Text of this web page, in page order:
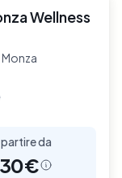
Wellness
partire da